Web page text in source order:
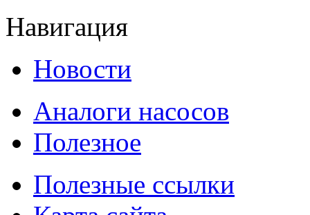
Навигация
Новости
Аналоги насосов
Полезное
Полезные ссылки